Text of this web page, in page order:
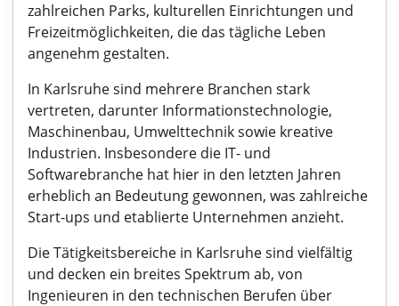
zahlreichen Parks, kulturellen Einrichtungen und
Freizeitmöglichkeiten, die das tägliche Leben
angenehm gestalten.
In Karlsruhe sind mehrere Branchen stark
vertreten, darunter Informationstechnologie,
Maschinenbau, Umwelttechnik sowie kreative
Industrien. Insbesondere die IT- und
Softwarebranche hat hier in den letzten Jahren
erheblich an Bedeutung gewonnen, was zahlreiche
Start-ups und etablierte Unternehmen anzieht.
Die Tätigkeitsbereiche in Karlsruhe sind vielfältig
und decken ein breites Spektrum ab, von
Ingenieuren in den technischen Berufen über